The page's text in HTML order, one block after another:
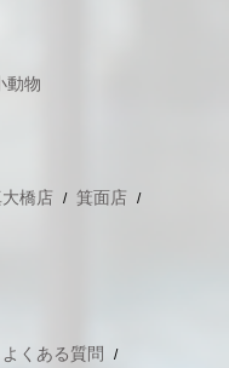
動物
橋店 箕面店
よくある質問